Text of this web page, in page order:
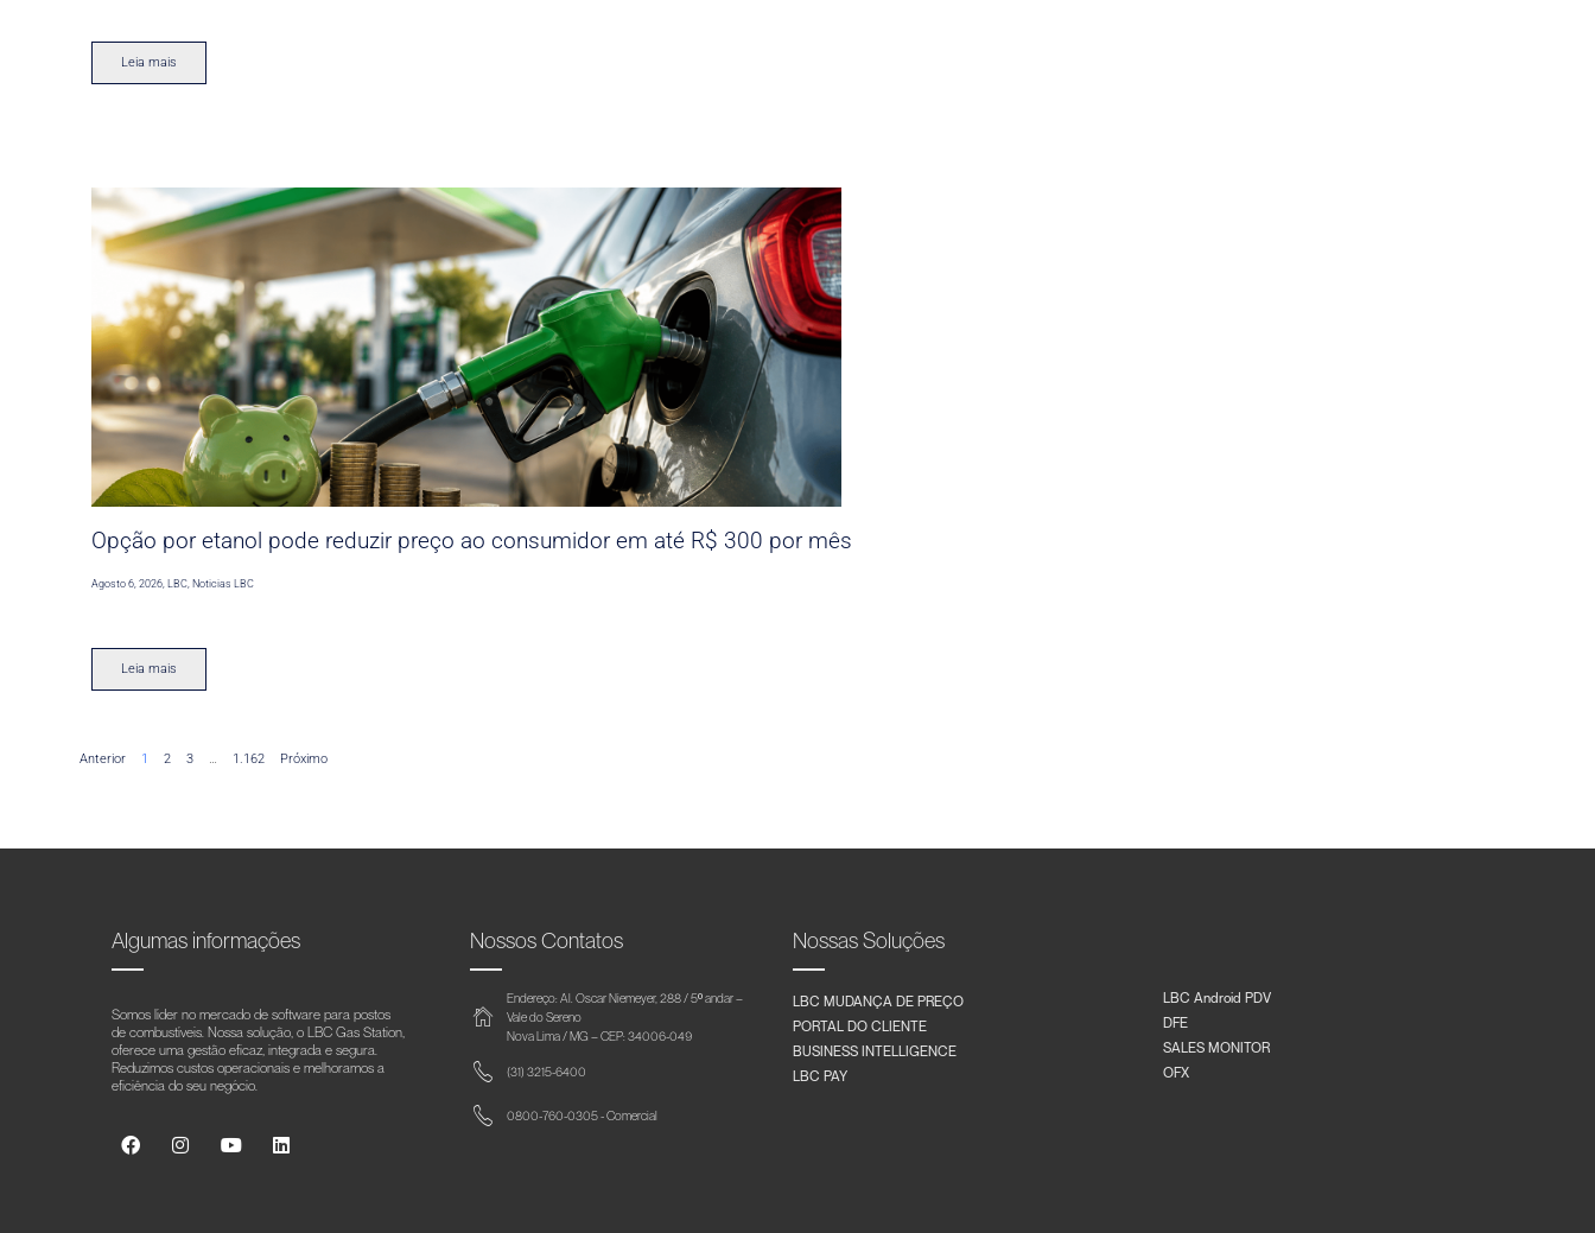
Leia mais
Opção por etanol pode reduzir preço ao consumidor em até R$ 300 por mês
Agosto 6, 2026 ,LBC Noticias LBC
Leia mais
Anterior 1 2 3 … 1.162 Próximo
Algumas informações
Somos líder no mercado de software para postos
de combustíveis. Nossa solução, o LBC Gas Station,
oferece uma gestão eficaz, integrada e segura.
Reduzimos custos operacionais e melhoramos a
eficiência do seu negócio.
Nossos Contatos
Endereço: Al. Oscar Niemeyer, 288 / 5º andar –
Vale do Sereno
Nova Lima / MG – CEP: 34006-049
(31) 3215-6400
0800-760-0305 - Comercial
Nossas Soluções
LBC MUDANÇA DE PREÇO
PORTAL DO CLIENTE
BUSINESS INTELLIGENCE
LBC PAY
LBC Android PDV
DFE
SALES MONITOR
OFX